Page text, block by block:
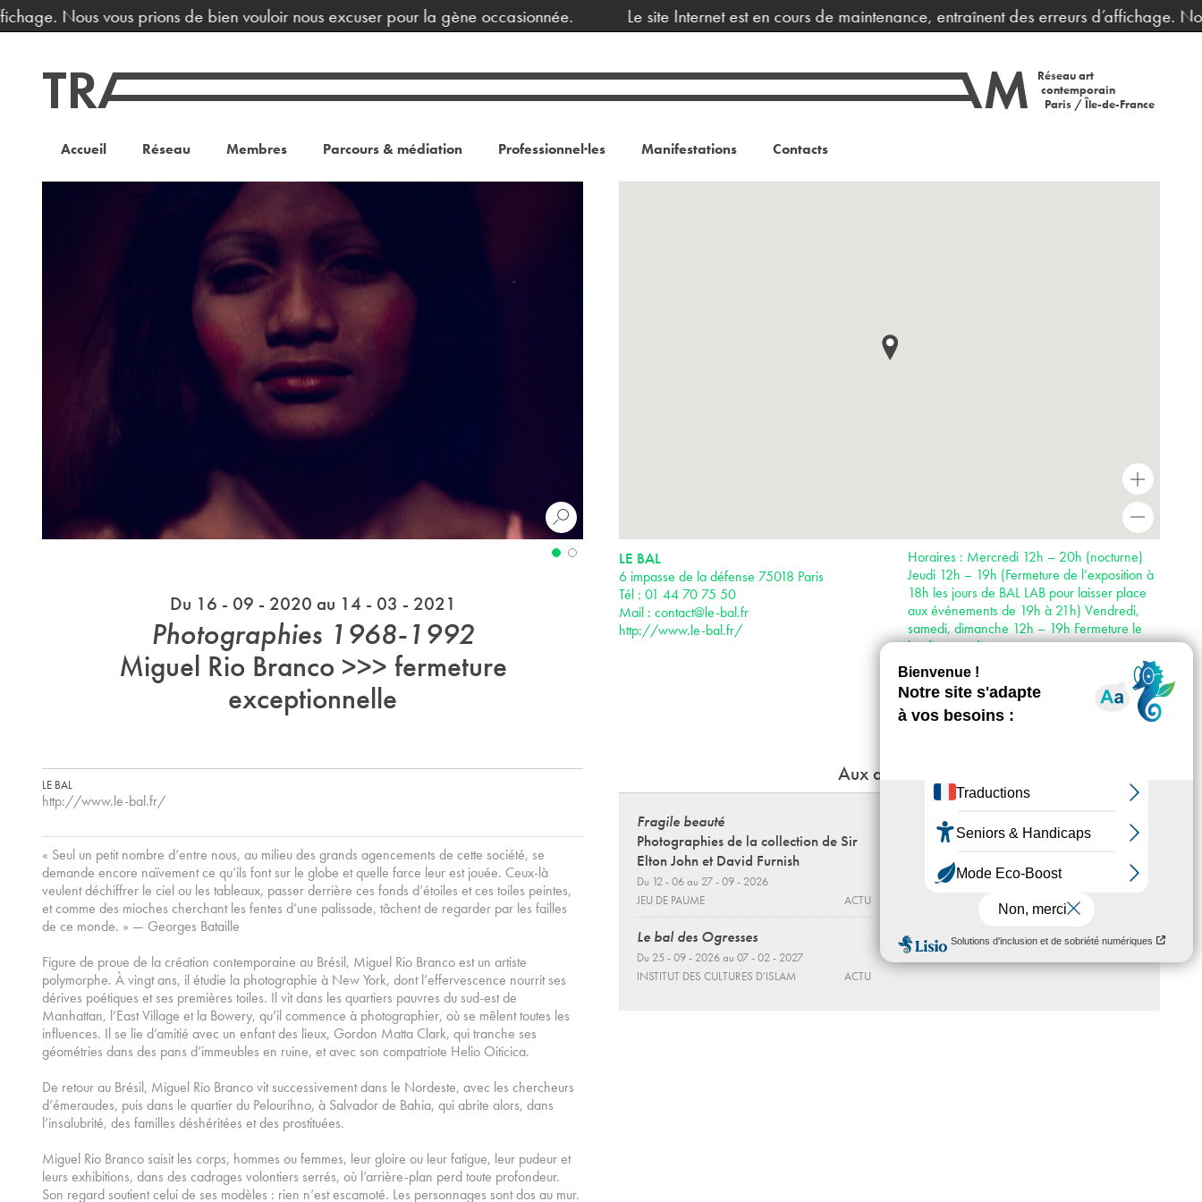
Nous vous prions de bien vouloir nous excuser pour la gène occasionnée. Le site Internet est en cours de maintenance, entraînent des erreurs d’affichage.
Réseau art
contemporain
Paris / Île-de-France
Accueil Réseau Membres Parcours & médiation Professionnel·les Manifestations Contacts
Du 16 - 09 - 2020 au 14 - 03 - 2021
Photographies 1968-1992
Miguel Rio Branco >>> fermeture
exceptionnelle
LE BAL
http://www.le-bal.fr/
« Seul un petit nombre d’entre nous, au milieu des grands agencements de cette société, se
demande encore naïvement ce qu’ils font sur le globe et quelle farce leur est jouée. Ceux-là
veulent déchiffrer le ciel ou les tableaux, passer derrière ces fonds d’étoiles et ces toiles peintes,
et comme des mioches cherchant les fentes d’une palissade, tâchent de regarder par les failles
de ce monde. » — Georges Bataille
Figure de proue de la création contemporaine au Brésil, Miguel Rio Branco est un artiste
polymorphe. À vingt ans, il étudie la photographie à New York, dont l’effervescence nourrit ses
dérives poétiques et ses premières toiles. Il vit dans les quartiers pauvres du sud-est de
Manhattan, l’East Village et la Bowery, qu’il commence à photographier, où se mêlent toutes les
influences. Il se lie d’amitié avec un enfant des lieux, Gordon Matta Clark, qui tranche ses
géométries dans des pans d’immeubles en ruine, et avec son compatriote Helio Oiticica.
De retour au Brésil, Miguel Rio Branco vit successivement dans le Nordeste, avec les chercheurs
d’émeraudes, puis dans le quartier du Pelourihno, à Salvador de Bahia, qui abrite alors, dans
l’insalubrité, des familles déshéritées et des prostituées.
Miguel Rio Branco saisit les corps, hommes ou femmes, leur gloire ou leur fatigue, leur pudeur et
leurs exhibitions, dans des cadrages volontiers serrés, où l’arrière-plan perd toute profondeur.
Son regard soutient celui de ses modèles : rien n’est escamoté. Les personnages sont dos au mur.
+
LE BAL
6 impasse de la défense 75018 Paris
Tél : 01 44 70 75 50
Mail : contact@le-bal.fr
http://www.le-bal.fr/
Horaires : Mercredi 12h – 20h (nocturne)
Jeudi 12h – 19h (Fermeture de l’exposition à
18h les jours de BAL LAB pour laisser place
aux événements de 19h à 21h) Vendredi,
samedi, dimanche 12h – 19h Fermeture le
lundi et mardi
Tarifs : Tarif Plein : 8€ / Tarif Réduit : 6€
Accès :
· Métro 2 et 13
· Bus 54, 74 et 81
Aux alentours
Fragile beauté
Photographies de la collection de Sir
Elton John et David Furnish
Du 12 - 06 au 27 - 09 - 2026
JEU DE PAUME
ACTU
Le bal des Ogresses
Du 25 - 09 - 2026 au 07 - 02 - 2027
INSTITUT DES CULTURES D’ISLAM
ACTU
Madeleine de Sinéty
Une vie
Du 12 - 06 au 27 - 09 - 2026
JEU DE PAUME
ACTU